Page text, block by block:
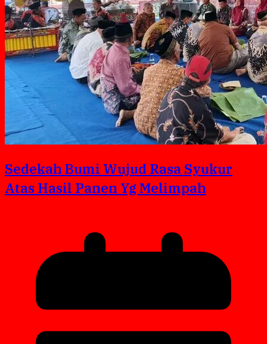
Sedekah Bumi Wujud Rasa Syukur
Atas Hasil Panen Yg Melimpah